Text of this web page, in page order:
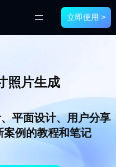
立即使用 >
照片生成
平面设计、用户分享
例的教程和笔记